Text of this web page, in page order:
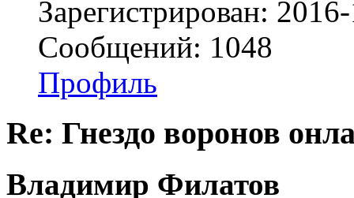
Зарегистрирован:
Сообщений: 1048
Профиль
Re: Гнездо воронов
Владимир Филатов